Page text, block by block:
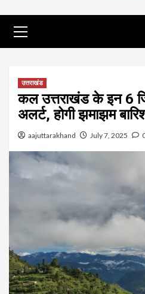
Menu
उत्तराखंड
कल उत्तराखंड के इन 6
अलर्ट, होगी झमाझम
aajuttarakhand July 7, 2025